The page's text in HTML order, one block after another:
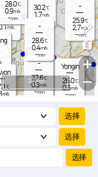
25.9℃
m/s
-mm
Yongin
26.0℃
0.6m/s
-mm
-
25.9℃
2.7m/s
-mm
30.2℃
1.7m/s
-mm
28.0℃
0.9m/s
-mm
-
27.6℃
0.3m/s
-mm
-
28.6℃
0.4m/s
-mm
℃
m/s
+
−
20 km